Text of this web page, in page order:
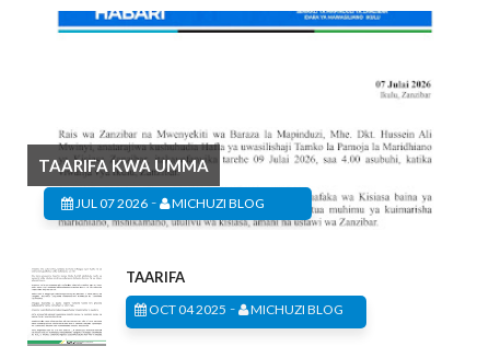
TAARIFA KWA UMMA
JUL 07 2026 - MICHUZI BLOG
TAARIFA
OCT 04 2025 - MICHUZI BLOG